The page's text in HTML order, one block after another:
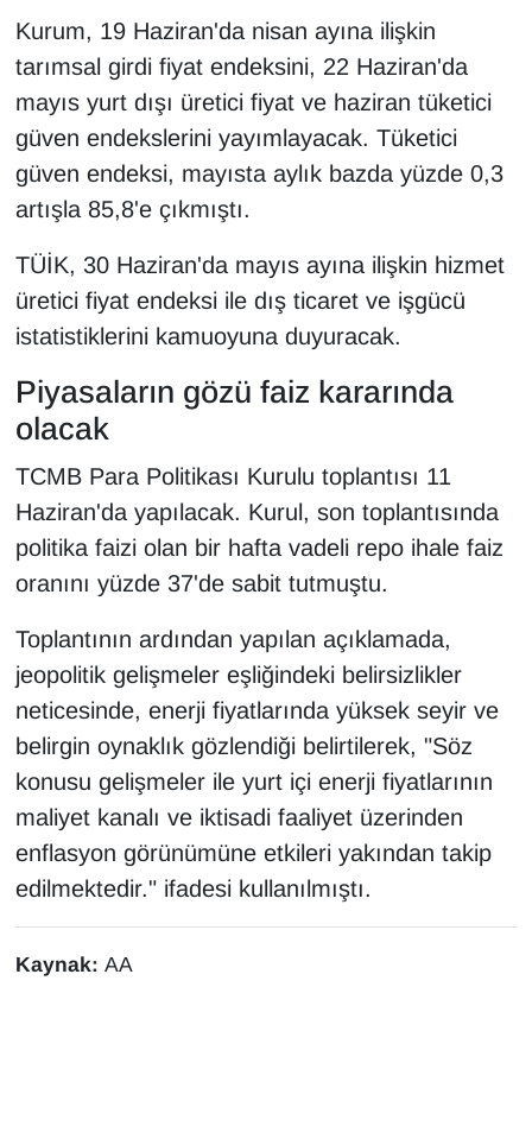
Kurum, 19 Haziran'da nisan ayına ilişkin
tarımsal girdi fiyat endeksini, 22 Haziran'da
mayıs yurt dışı üretici fiyat ve haziran tüketici
güven endekslerini yayımlayacak. Tüketici
güven endeksi, mayısta aylık bazda yüzde 0,3
artışla 85,8'e çıkmıştı.
TÜİK, 30 Haziran'da mayıs ayına ilişkin hizmet
üretici fiyat endeksi ile dış ticaret ve işgücü
istatistiklerini kamuoyuna duyuracak.
Piyasaların gözü faiz kararında
olacak
TCMB Para Politikası Kurulu toplantısı 11
Haziran'da yapılacak. Kurul, son toplantısında
politika faizi olan bir hafta vadeli repo ihale faiz
oranını yüzde 37'de sabit tutmuştu.
Toplantının ardından yapılan açıklamada,
jeopolitik gelişmeler eşliğindeki belirsizlikler
neticesinde, enerji fiyatlarında yüksek seyir ve
belirgin oynaklık gözlendiği belirtilerek, "Söz
konusu gelişmeler ile yurt içi enerji fiyatlarının
maliyet kanalı ve iktisadi faaliyet üzerinden
enflasyon görünümüne etkileri yakından takip
edilmektedir." ifadesi kullanılmıştı.
Kaynak: AA